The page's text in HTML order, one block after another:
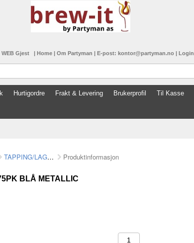
WEB Gjest | Home | Om Partyman | E-post: kontor@partyman.no | Login
Hurtigordre Frakt & Levering Brukerprofil Til Kasse
TAPPING/LAGRING Produktinformasjon
BLÅ METALLIC